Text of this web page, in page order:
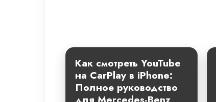
Как смотреть YouTube
на CarPlay в iPhone:
Полное руководство